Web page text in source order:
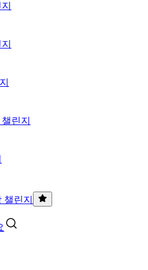
린지
챌린지